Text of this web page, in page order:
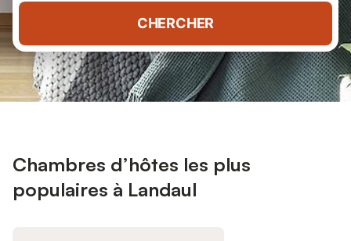
CHERCHER
Chambres d’hôtes les plus
populaires à Landaul